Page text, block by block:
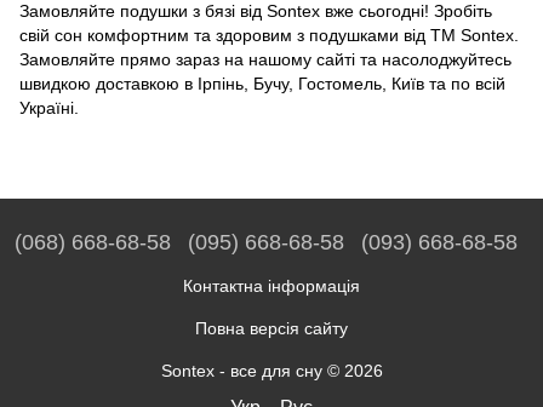
Замовляйте подушки з бязі від Sontex вже сьогодні! Зробіть
свій сон комфортним та здоровим з подушками від ТМ Sontex.
Замовляйте прямо зараз на нашому сайті та насолоджуйтесь
швидкою доставкою в Ірпінь, Бучу, Гостомель, Київ та по всій
Україні.
(068) 668-68-58 (095) 668-68-58 (093) 668-68-58
Контактна інформація
Повна версія сайту
Sontex - все для сну © 2026